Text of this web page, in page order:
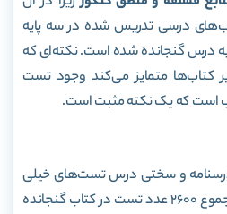
درسی تدریس شده در سه پایه
درس گنجانده شده است. نکته‌ای که
کتاب‌ها متمایز می‌کند وجود تست
است که یک نکته مثبت است.
درسنامه و سختی درس تست‌های خیلی
زیادی قرار گرفته است. در مجموع 2600 عدد تست در کتاب گنجانده